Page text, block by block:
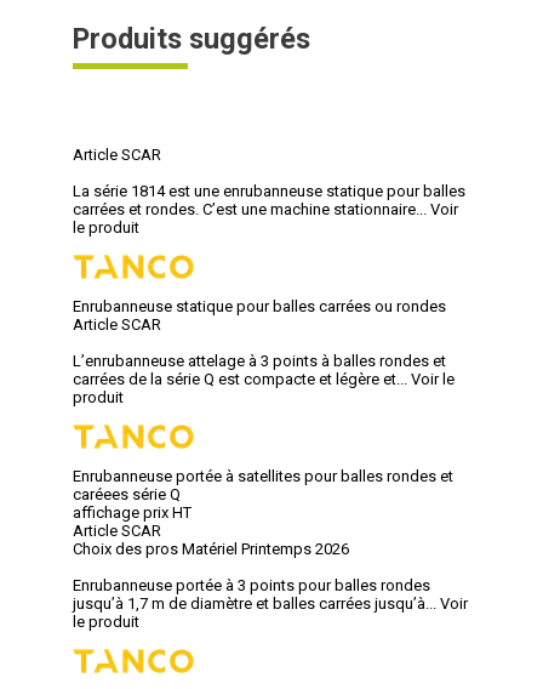
Produits suggérés
Article SCAR
La série 1814 est une enrubanneuse statique pour balles
carrées et rondes. C’est une machine stationnaire...
Voir
le produit
Enrubanneuse statique pour balles carrées ou rondes
Article SCAR
L’enrubanneuse attelage à 3 points à balles rondes et
carrées de la série Q est compacte et légère et...
Voir le
produit
Enrubanneuse portée à satellites pour balles rondes et
caréees série Q
affichage prix HT
Article SCAR
Choix des pros Matériel Printemps 2026
Enrubanneuse portée à 3 points pour balles rondes
jusqu’à 1,7 m de diamètre et balles carrées jusqu’à...
Voir
le produit